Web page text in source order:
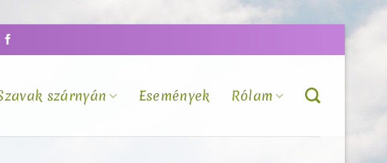
szárnyán Események Rólam